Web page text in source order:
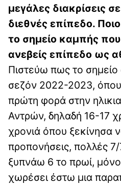
μεγάλες διακρίσεις
διεθνές επίπεδο.
το σημείο καμπής
ανεβείς επίπεδο ως
Πιστεύω πως το σημείο
σεζόν 2022-2023,
πρώτη φορά στην
Αντρών, δηλαδή 16-17
χρονιά όπου ξεκίνησα
προπονήσεις, πολλές
ξυπνάω 6 το πρωί,
χωρέσει έστω μια